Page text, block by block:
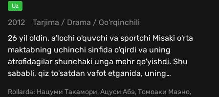
Uz
2012 Tarjima / Drama / Qo'rqinchili
26 yil oldin, a'lochi o'quvchi va sportchi Misaki o'rta
maktabning uchinchi sinfida o'qirdi va uning
atrofidagilar shunchaki unga mehr qo'yishdi. Shu
sababli, qiz to'satdan vafot etganida, uning…
Rollarda: Нацуми Такамори, Ацуси Абэ, Томоаки Маэно,